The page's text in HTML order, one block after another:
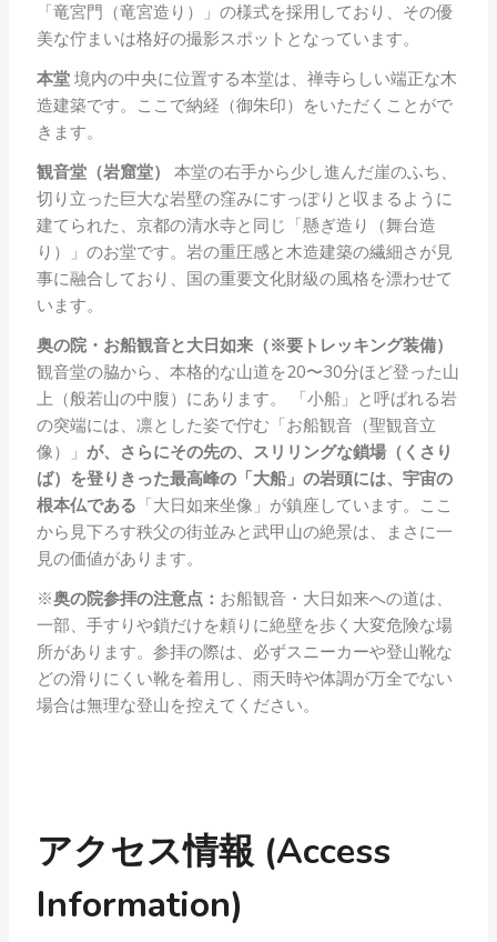
「竜宮門（竜宮造り）」の様式を採用しており、その優
美な佇まいは格好の撮影スポットとなっています。
本堂 境内の中央に位置する本堂は、禅寺らしい端正な木
造建築です。ここで納経（御朱印）をいただくことがで
きます。
観音堂（岩窟堂）
本堂の右手から少し進んだ崖のふち、
切り立った巨大な岩壁の窪みにすっぽりと収まるように
建てられた、京都の清水寺と同じ「懸ぎ造り（舞台造
り）」のお堂です。岩の重圧感と木造建築の繊細さが見
事に融合しており、国の重要文化財級の風格を漂わせて
います。
奥の院・お船観音と大日如来（※要トレッキング装備）
観音堂の脇から、本格的な山道を20〜30分ほど登った山
上（般若山の中腹）にあります。 「小船」と呼ばれる岩
の突端には、凛とした姿で佇む「お船観音（聖観音立
像）」 が、さらにその先の、スリリングな鎖場（くさり
ば）を登りきった最高峰の「大船」の岩頭には、宇宙の
根本仏である 「大日如来坐像」が鎮座しています。ここ
から見下ろす秩父の街並みと武甲山の絶景は、まさに一
見の価値があります。
※奥の院参拝の注意点： お船観音・大日如来への道は、
一部、手すりや鎖だけを頼りに絶壁を歩く大変危険な場
所があります。参拝の際は、必ずスニーカーや登山靴な
どの滑りにくい靴を着用し、雨天時や体調が万全でない
場合は無理な登山を控えてください。
アクセス情報 (Access
Information)